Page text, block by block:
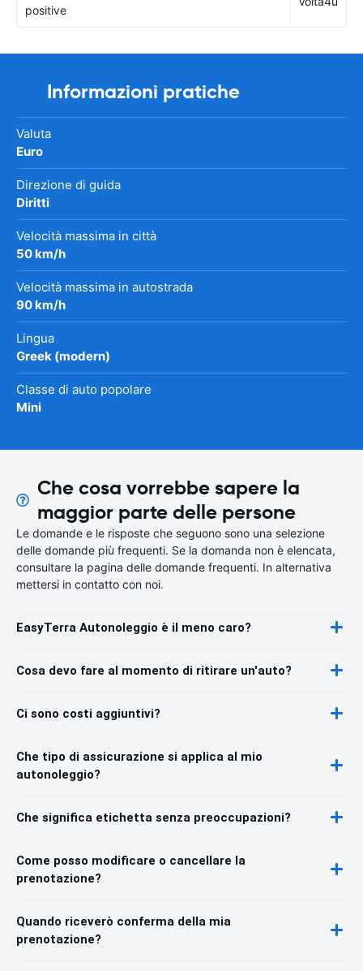
positive
Informazioni pratiche
Valuta
Euro
Direzione di guida
Diritti
Velocità massima in città
50 km/h
Velocità massima in autostrada
90 km/h
Lingua
Greek (modern)
Classe di auto popolare
Mini
Che cosa vorrebbe sapere la
maggior parte delle persone
Le domande e le risposte che seguono sono una selezione
delle domande più frequenti. Se la domanda non è elencata,
consultare la pagina delle domande frequenti. In alternativa
mettersi in contatto con noi.
EasyTerra Autonoleggio è il meno caro?
Cosa devo fare al momento di ritirare un'auto?
Ci sono costi aggiuntivi?
Che tipo di assicurazione si applica al mio
autonoleggio?
Che significa etichetta senza preoccupazioni?
Come posso modificare o cancellare la
prenotazione?
Quando riceverò conferma della mia
prenotazione?